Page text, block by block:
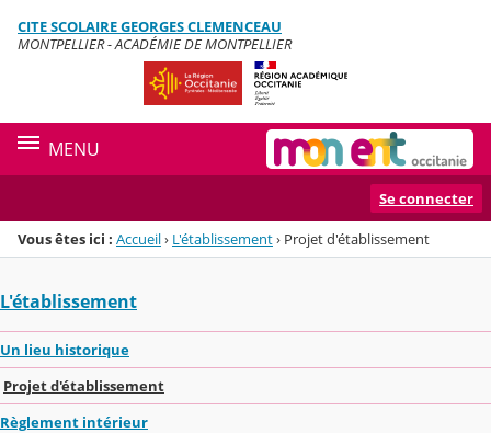
Menu de la rubrique
Contenu
CITE SCOLAIRE GEORGES CLEMENCEAU
MONTPELLIER - ACADÉMIE DE MONTPELLIER
MENU
Se connecter
Vous êtes ici : Accueil› L'établissement› Projet d'établissement
L'établissement
Un lieu historique
Projet d'établissement
Règlement intérieur